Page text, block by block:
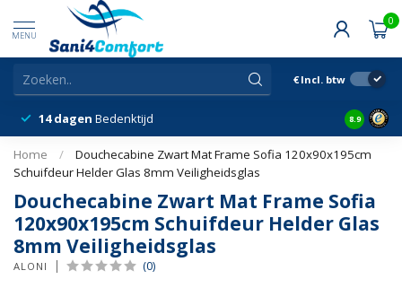
MENU
0
€ Incl. btw
14 dagen Bedenktijd Snelle
8.9
Home /
Douchecabine Zwart Mat Frame Sofia 120x90x195cm
Schuifdeur Helder Glas 8mm Veiligheidsglas
Douchecabine Zwart Mat Frame Sofia
120x90x195cm Schuifdeur Helder Glas
8mm Veiligheidsglas
ALONI (0)